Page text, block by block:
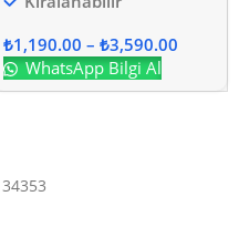
₺1,190.00 – ₺3,590.00
WhatsApp Bilgi Al